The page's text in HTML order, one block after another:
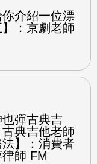
你介紹一位漂
：京劇老師
也彈古典吉
典吉他老師
】：消費者
師 FM